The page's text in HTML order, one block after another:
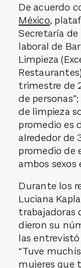
De acuerdo
México,
Secretaría
laboral de
Limpieza
trimestre de
de
de limpieza
promedio es
alrededor de
promedio de
ambos sexos
Durante los
Luciana
trabajadoras
dieron su
las
“Tuve
mujeres que